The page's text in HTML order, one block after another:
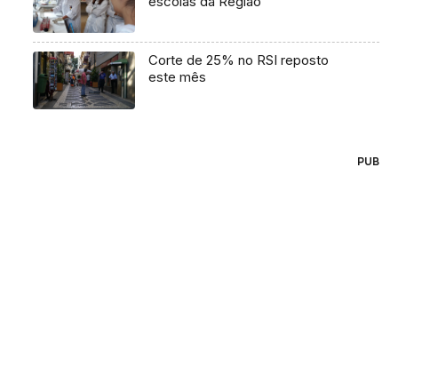
Corte de 25% no RSI reposto
este mês
PUB